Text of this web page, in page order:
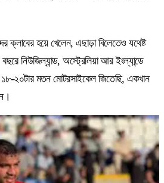
ক্লাবের হয়ে খেলেন, এছাড়া বিলেতেও যথেষ্ট
নিউজিল্যান্ড, অস্ট্রেলিয়া আর ইংল্যান্ডে
২০টার মতন মোটরসাইকেল জিতেছি, একখান